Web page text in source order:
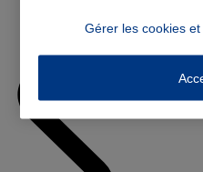
Gérer les cookies